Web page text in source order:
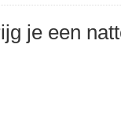
je een